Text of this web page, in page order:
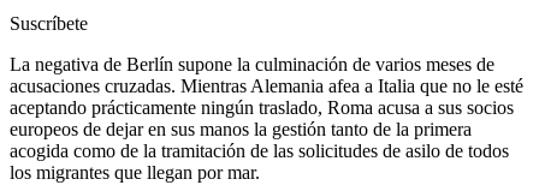
Suscríbete
La negativa de Berlín supone la culminación de varios meses de
acusaciones cruzadas. Mientras Alemania afea a Italia que no le esté
aceptando prácticamente ningún traslado, Roma acusa a sus socios
europeos de dejar en sus manos la gestión tanto de la primera
acogida como de la tramitación de las solicitudes de asilo de todos
los migrantes que llegan por mar.